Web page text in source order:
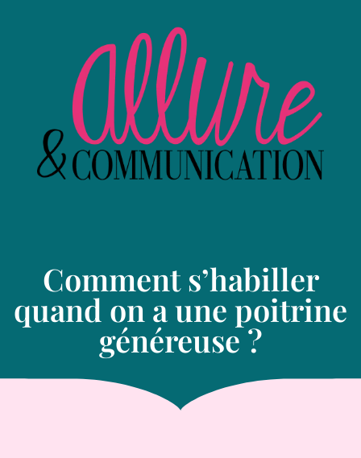
Comment s’habiller
quand on a une poitrine
généreuse ?